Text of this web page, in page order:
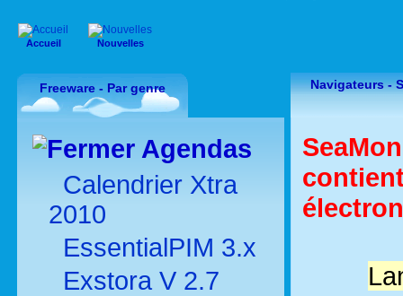
Accueil Nouvelles
Freeware - Par genre
Agendas
Calendrier Xtra
2010
EssentialPIM 3.x
Exstora V 2.7
Navigateurs -